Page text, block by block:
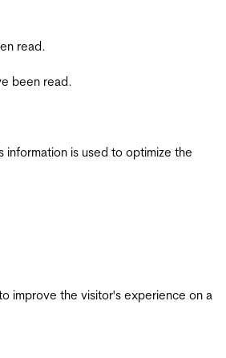
read.
been read.
information is used to optimize the
improve the visitor's experience on a